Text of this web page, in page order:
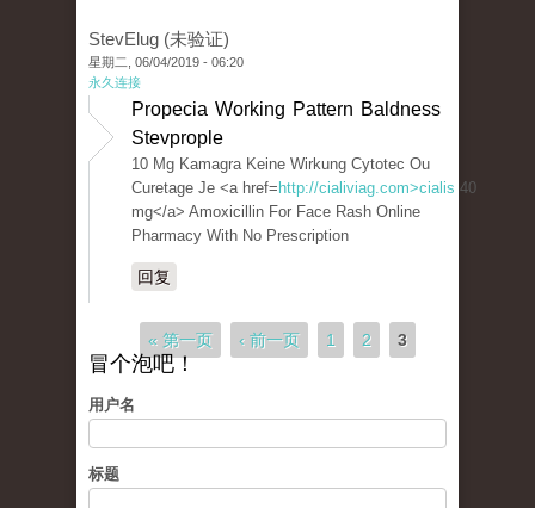
StevElug (未验证)
星期二, 06/04/2019 - 06:20
永久连接
Propecia Working Pattern Baldness
Stevprople
10 Mg Kamagra Keine Wirkung Cytotec Ou
Curetage Je <a href= http://cialiviag.com>cialis 40
mg</a> Amoxicillin For Face Rash Online
Pharmacy With No Prescription
回复
« 第一页 ‹ 前一页 1 2 3
冒个泡吧！
用户名
标题